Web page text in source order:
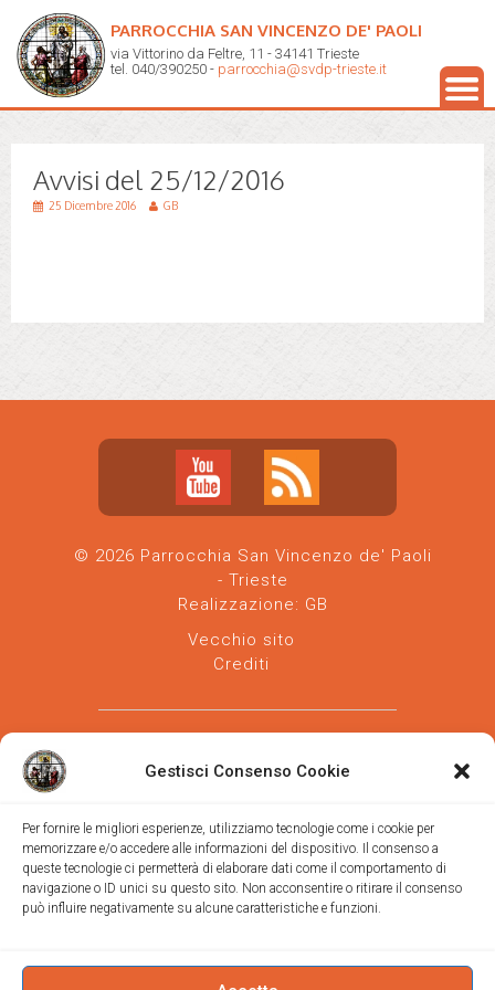
Gestisci Consenso Cookie
Per fornire le migliori esperienze, utilizziamo tecnologie come i cookie per
memorizzare e/o accedere alle informazioni del dispositivo. Il consenso a
queste tecnologie ci permetterà di elaborare dati come il comportamento di
navigazione o ID unici su questo sito. Non acconsentire o ritirare il consenso
può influire negativamente su alcune caratteristiche e funzioni.
PARROCCHIA SAN VINCENZO DE' PAOLI
via Vittorino da Feltre, 11 - 34141 Trieste
tel. 040/390250 - parrocchia@svdp-trieste.it
Avvisi del 25/12/2016
25 Dicembre 2016 GB
© 2026 Parrocchia San Vincenzo de' Paoli
- Trieste
Realizzazione: GB
Vecchio sito
Crediti
Parrocchia san Vincenzo de' Paoli-Diocesi
di Trieste
via Vittorino da Feltre, 11 (chiesa)
Trieste